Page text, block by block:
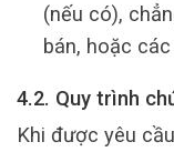
(nếu có),
bán, hoặc
4.2. Quy trình
Khi được yêu